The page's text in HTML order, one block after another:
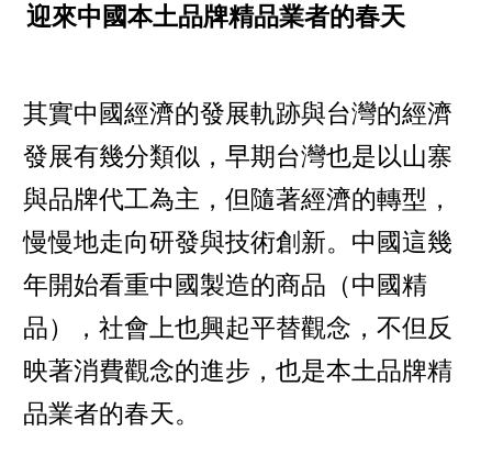
迎來中國本土品牌精品業者的春天
其實中國經濟的發展軌跡與台灣的經濟
發展有幾分類似，早期台灣也是以山寨
與品牌代工為主，但隨著經濟的轉型，
慢慢地走向研發與技術創新。中國這幾
年開始看重中國製造的商品（中國精
品），社會上也興起平替觀念，不但反
映著消費觀念的進步，也是本土品牌精
品業者的春天。